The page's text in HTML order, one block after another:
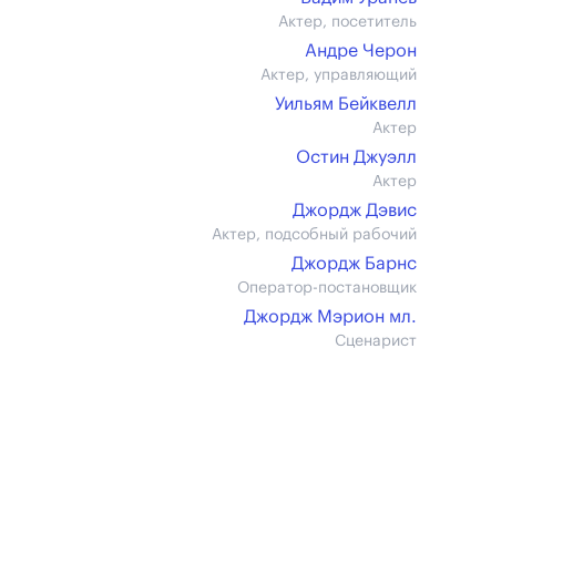
Актер, посетитель
Андре Черон
Актер, управляющий
Уильям Бейквелл
Актер
Остин Джуэлл
Актер
Джордж Дэвис
Актер, подсобный рабочий
Джордж Барнс
Оператор-постановщик
Джордж Мэрион мл.
Сценарист